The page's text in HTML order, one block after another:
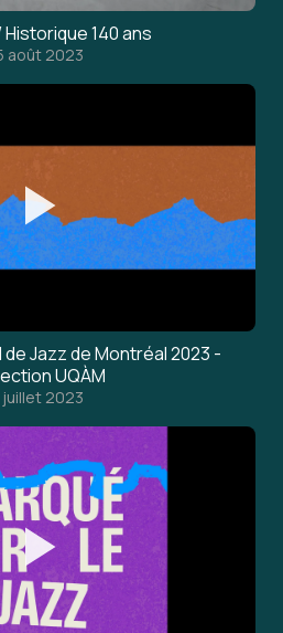
140 ans
août 2023
Jazz de Montréal 2023 -
UQÀM
juillet 2023